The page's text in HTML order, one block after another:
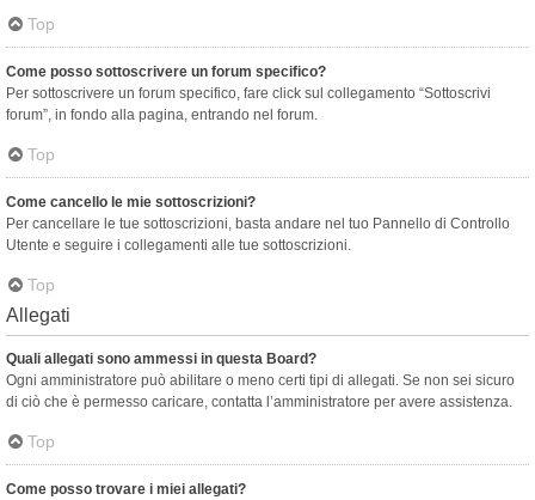
Top
Come posso sottoscrivere un forum specifico?
Per sottoscrivere un forum specifico, fare click sul collegamento “Sottoscrivi
forum”, in fondo alla pagina, entrando nel forum.
Top
Come cancello le mie sottoscrizioni?
Per cancellare le tue sottoscrizioni, basta andare nel tuo Pannello di Controllo
Utente e seguire i collegamenti alle tue sottoscrizioni.
Top
Allegati
Quali allegati sono ammessi in questa Board?
Ogni amministratore può abilitare o meno certi tipi di allegati. Se non sei sicuro
di ciò che è permesso caricare, contatta l’amministratore per avere assistenza.
Top
Come posso trovare i miei allegati?